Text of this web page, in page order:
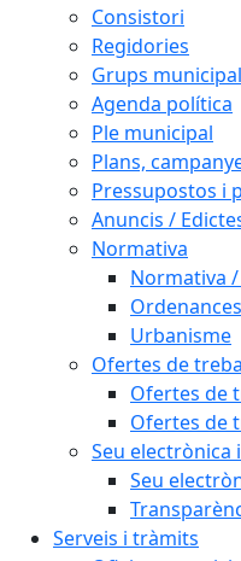
Consistori
Regidories
Grups
Agenda política
Ple municipal
Plans,
Pressupostos i
Anuncis /
Normativa
Normativa
Urbanisme
Ofertes de
Ofertes de
Ofertes de
Seu electrònica
Seu
Serveis i tràmits